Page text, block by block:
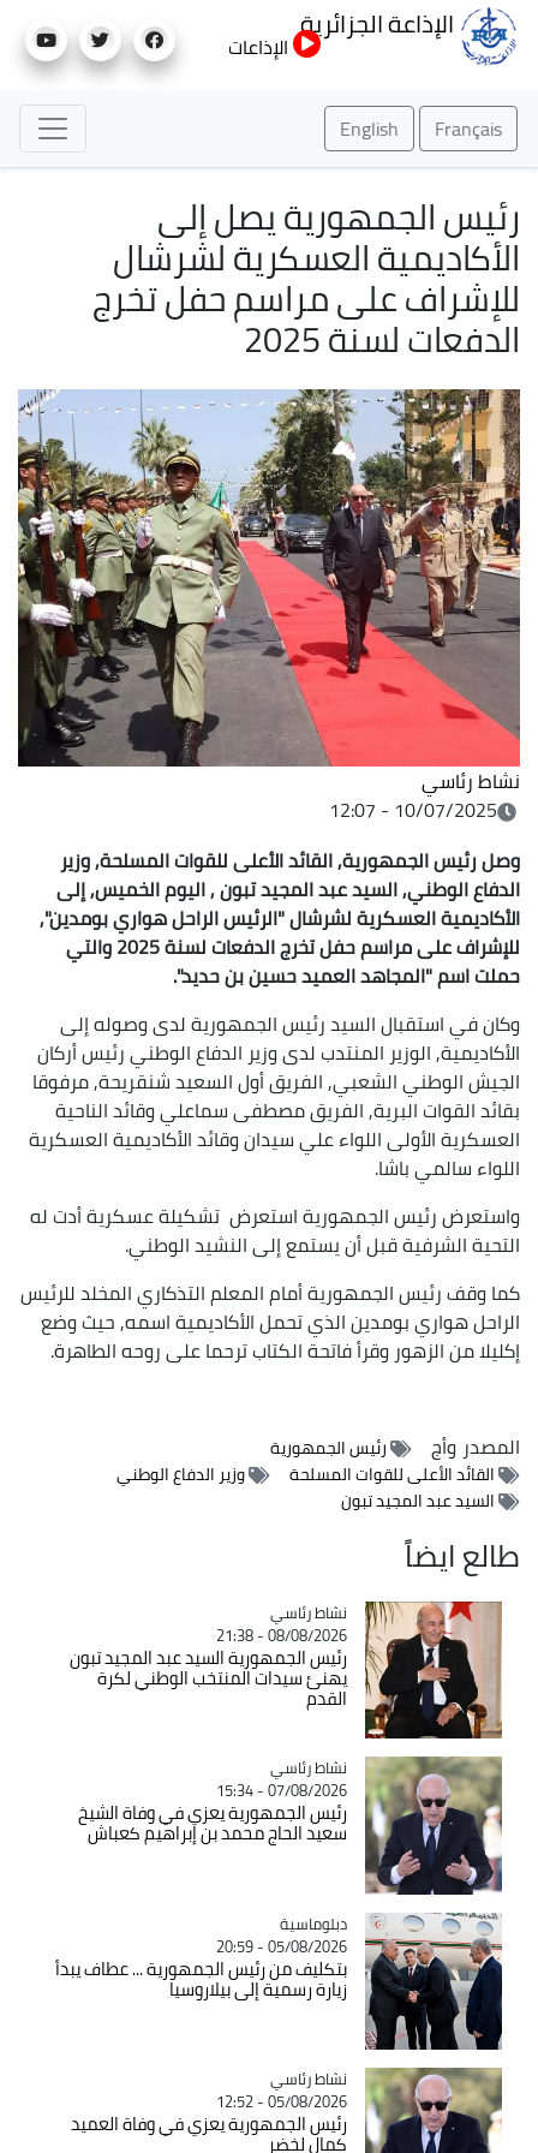
إلى
الإذاعة الجزائرية
الإذاعات
Français
English
رئيس الجمهورية يصل إلى
الأكاديمية العسكرية لشرشال
للإشراف على مراسم حفل تخرج
الدفعات لسنة 2025
نشاط رئاسي
10/07/2025 - 12:07
وصل رئيس الجمهورية, القائد الأعلى للقوات المسلحة, وزير
الدفاع الوطني, السيد عبد المجيد تبون , اليوم الخميس, إلى
الأكاديمية العسكرية لشرشال "الرئيس الراحل هواري بومدين",
للإشراف على مراسم حفل تخرج الدفعات لسنة 2025 والتي
حملت اسم "المجاهد العميد حسين بن حديد".
وكان في استقبال السيد رئيس الجمهورية لدى وصوله إلى
الأكاديمية, الوزير المنتدب لدى وزير الدفاع الوطني رئيس أركان
الجيش الوطني الشعبي, الفريق أول السعيد شنقريحة, مرفوقا
بقائد القوات البرية, الفريق مصطفى سماعلي وقائد الناحية
العسكرية الأولى اللواء علي سيدان وقائد الأكاديمية العسكرية
اللواء سالمي باشا.
واستعرض رئيس الجمهورية استعرض تشكيلة عسكرية أدت له
التحية الشرفية قبل أن يستمع إلى النشيد الوطني.
كما وقف رئيس الجمهورية أمام المعلم التذكاري المخلد للرئيس
الراحل هواري بومدين الذي تحمل الأكاديمية اسمه, حيث وضع
إكليلا من الزهور وقرأ فاتحة الكتاب ترحما على روحه الطاهرة.
المصدروأج
رئيس الجمهورية
القائد الأعلى للقوات المسلحة
وزير الدفاع الوطني
السيد عبد المجيد تبون
طالع ايضاً
Catégorie
نشاط رئاسي
08/08/2026 - 21:38
رئيس الجمهورية السيد عبد المجيد تبون
يهنئ سيدات المنتخب الوطني لكرة
القدم
Catégorie
نشاط رئاسي
07/08/2026 - 15:34
رئيس الجمهورية يعزي في وفاة الشيخ
سعيد الحاج محمد بن إبراهيم كعباش
Catégorie
دبلوماسية
05/08/2026 - 20:59
بتكليف من رئيس الجمهورية ... عطاف يبدأ
زيارة رسمية إلى بيلاروسيا
Catégorie
نشاط رئاسي
05/08/2026 - 12:52
رئيس الجمهورية يعزي في وفاة العميد
كمال لخضر